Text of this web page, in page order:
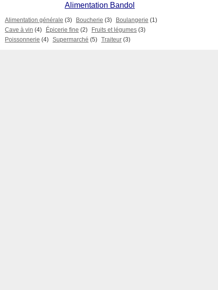
Alimentation Bandol
Alimentation générale (3) Boucherie (3) Boulangerie (1)
Cave à vin (4) Épicerie fine (2) Fruits et légumes (3)
Poissonnerie (4) Supermarché (5) Traiteur (3)